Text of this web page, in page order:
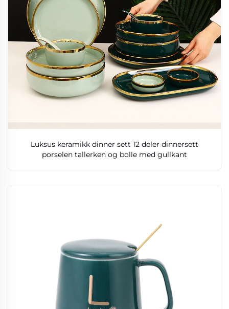
Luksus keramikk dinner sett 12 deler dinnersett
porselen tallerken og bolle med gullkant